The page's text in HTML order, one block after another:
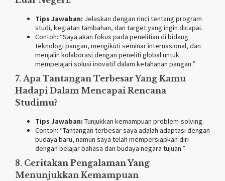
Tips Jawaban: Jelaskan dengan rinci tentang program
studi, kegiatan tambahan, dan target yang ingin dicapai.
Contoh: “Saya akan fokus pada penelitian di bidang
teknologi pangan, mengikuti seminar internasional, dan
menjalin kolaborasi dengan peneliti global untuk
mempelajari solusi inovatif dalam ketahanan pangan.”
7. Apa Tantangan Terbesar Yang Kamu
Hadapi Dalam Mencapai Rencana
Studimu?
Tips Jawaban: Tunjukkan kemampuan problem-solving.
Contoh: “Tantangan terbesar saya adalah adaptasi dengan
budaya baru, namun saya telah mempersiapkan diri
dengan belajar bahasa dan budaya negara tujuan.”
8. Ceritakan Pengalaman Yang
Menunjukkan Kemampuan